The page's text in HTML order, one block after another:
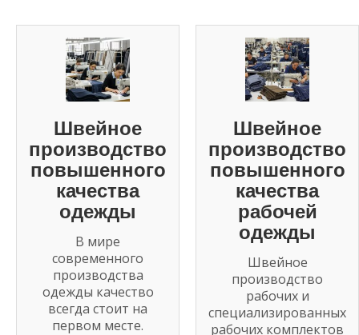
Швейное
производство
повышенного
качества
одежды
В мире
современного
производства
одежды качество
всегда стоит на
первом месте.
Швейное
производство
повышенного
качества
рабочей
одежды
Швейное
производство
рабочих и
специализированных
рабочих комплектов